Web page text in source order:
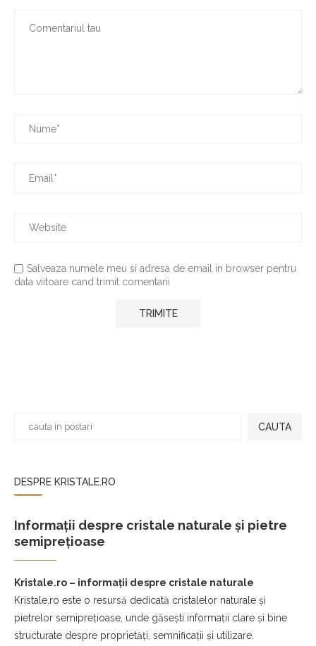
Salveaza numele meu si adresa de email in browser pentru
data viitoare cand trimit comentarii
CAUTA
DESPRE KRISTALE.RO
Informații despre cristale naturale și pietre
semiprețioase
Kristale.ro – informații despre cristale naturale
Kristale.ro este o resursă dedicată cristalelor naturale și
pietrelor semiprețioase, unde găsești informații clare și bine
structurate despre proprietăți, semnificații și utilizare.